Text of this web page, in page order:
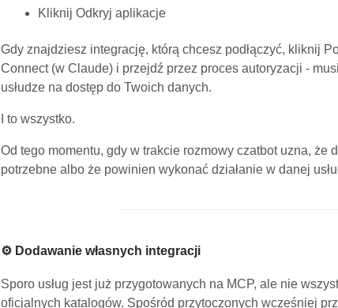
Kliknij Odkryj aplikacje
Gdy znajdziesz integrację, którą chcesz podłączyć, kliknij
Connect (w Claude) i przejdź przez proces autoryzacji -
usłudze na dostęp do Twoich danych.
I to wszystko.
Od tego momentu, gdy w trakcie rozmowy czatbot uzna, że
potrzebne albo że powinien wykonać działanie w danej
⚙️ Dodawanie własnych integracji
Sporo usług jest już przygotowanych na MCP, ale nie
oficjalnych katalogów. Spośród przytoczonych wcześniej